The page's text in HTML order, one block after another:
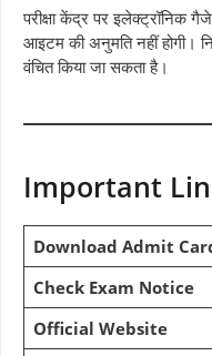
परीक्षा केंद्र पर इलेक्ट्रॉनिक
आइटम की अनुमति नहीं होगी।
वंचित किया जा सकता है।
Important
Download Admit
Check Exam Notice
Official Website